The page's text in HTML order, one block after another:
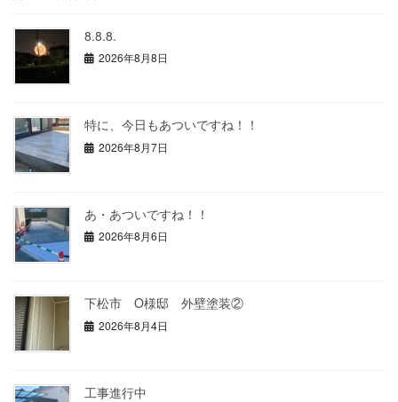
8.8.8.
2026年8月8日
特に、今日もあついですね！！
2026年8月7日
あ・あついですね！！
2026年8月6日
下松市 O様邸 外壁塗装②
2026年8月4日
工事進行中